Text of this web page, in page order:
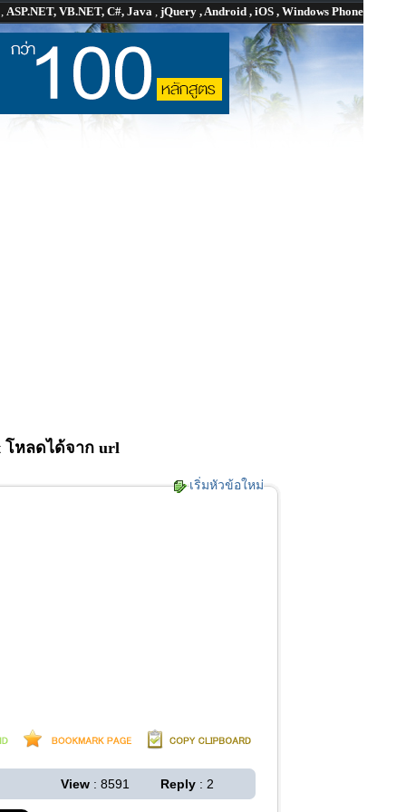
, ASP.NET, VB.NET, C#, Java , jQuery , Android , iOS , Windows Phone
โหลดได้จาก url
เริ่มหัวข้อใหม่
View : 8591 Reply : 2